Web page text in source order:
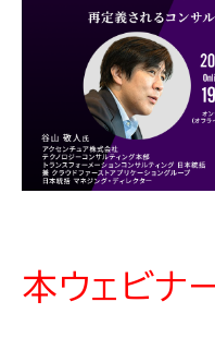
本ウェビナ